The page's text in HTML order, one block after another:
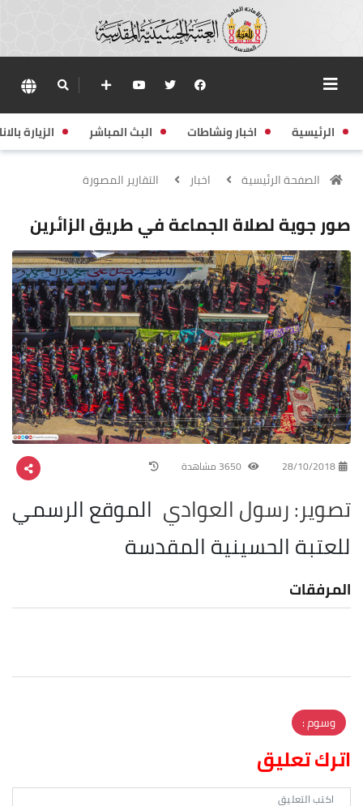
الرئيسية اخبار ونشاطات البث المباشر الزيارة
الصفحة الرئيسية اخبار التقارير المصورة
صور جوية لصلاة الجماعة في طريق الزائرين
28/10/2018
تصوير: رسول العوادي الموقع الرسمي
للعتبة الحسينية المقدسة
المرفقات
وسوم :
اترك تعليق